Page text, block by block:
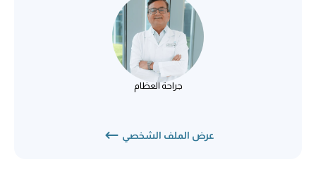
د. أنوراج سابوليا
جراحة العظام
جراحة العظام
عرض الملف الشخصي